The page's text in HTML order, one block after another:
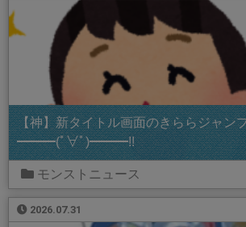
【神】新タイトル画面のきららジャン
━━━(ﾟ∀ﾟ)━━━!!
モンストニュース
2026.07.31